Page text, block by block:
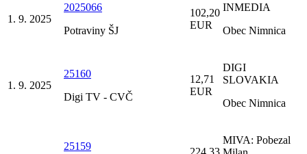
1. 9. 2025
2025066
Potraviny ŠJ
102,20
EUR
INMEDIA
Obec Nimnica
1. 9. 2025
25160
Digi TV - CVČ
12,71
EUR
DIGI
SLOVAKIA
Obec Nimnica
25159 224,33
MIVA: Pobezal